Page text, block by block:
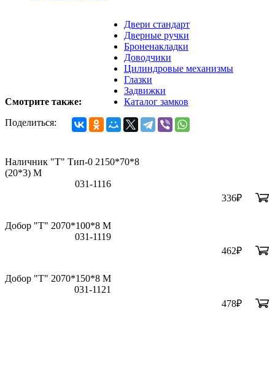
Смотрите также:
Двери стандарт
Дверные ручки
Броненакладки
Доводчики
Цилиндровые механизмы
Глазки
Задвижки
Каталог замков
Поделиться:
Наличник "Т" Тип-0 2150*70*8
(20*3) M
031-1116
336₽
Добор "Т" 2070*100*8 М
031-1119
462₽
Добор "Т" 2070*150*8 М
031-1121
478₽